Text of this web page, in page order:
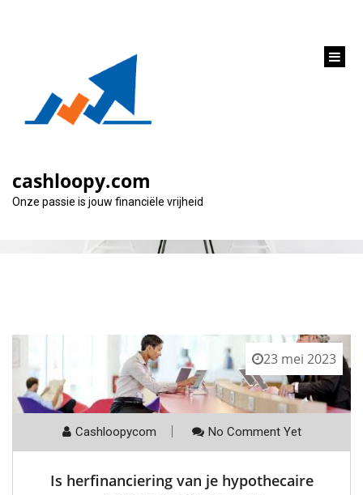
cashloopy.com
Onze passie is jouw financiële vrijheid
Categorie:
23 mei 2023
Cashloopycom No Comment Yet
Is herfinanciering van je hypothecaire